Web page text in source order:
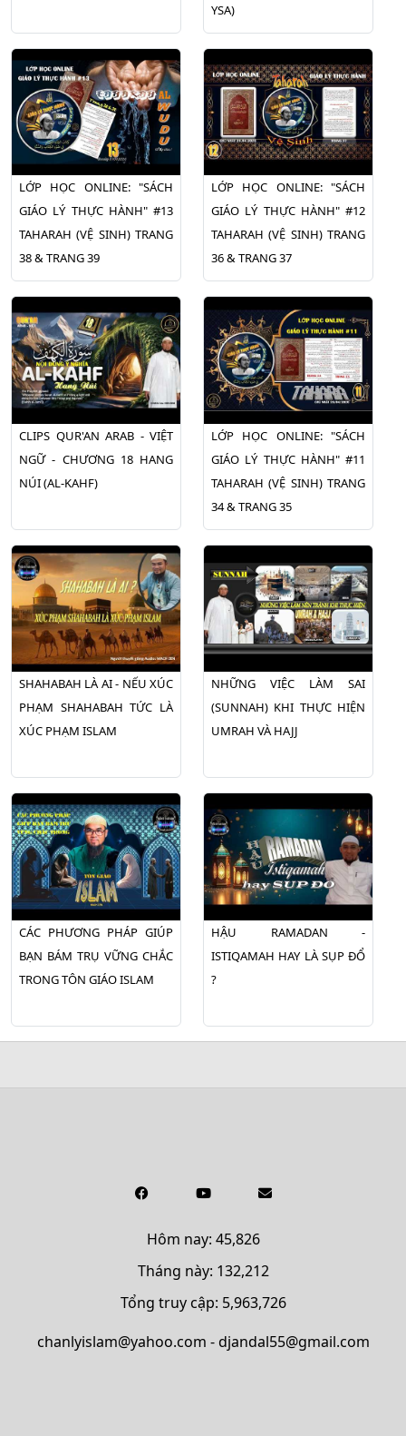
YSA)
LỚP HỌC ONLINE: "SÁCH
GIÁO LÝ THỰC HÀNH" #13
TAHARAH (VỆ SINH) TRANG
38 & TRANG 39
LỚP HỌC ONLINE: "SÁCH
GIÁO LÝ THỰC HÀNH" #12
TAHARAH (VỆ SINH) TRANG
36 & TRANG 37
CLIPS QUR'AN ARAB - VIỆT
NGỮ - CHƯƠNG 18 HANG
NÚI (AL-KAHF)
LỚP HỌC ONLINE: "SÁCH
GIÁO LÝ THỰC HÀNH" #11
TAHARAH (VỆ SINH) TRANG
34 & TRANG 35
SHAHABAH LÀ AI - NẾU XÚC
PHẠM SHAHABAH TỨC LÀ
XÚC PHẠM ISLAM
NHỮNG VIỆC LÀM SAI
(SUNNAH) KHI THỰC HIỆN
UMRAH VÀ HAJJ
CÁC PHƯƠNG PHÁP GIÚP
BẠN BÁM TRỤ VỮNG CHẮC
TRONG TÔN GIÁO ISLAM
HẬU RAMADAN -
ISTIQAMAH HAY LÀ SỤP ĐỔ
?
Hôm nay: 45,826
Tháng này: 132,212
Tổng truy cập: 5,963,726
chanlyislam@yahoo.com - djandal55@gmail.com